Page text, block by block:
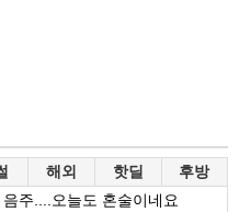
해외 핫딜 후방
주....오늘도 혼술이네요